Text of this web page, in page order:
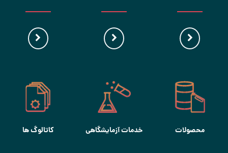
محصولات خدمات آزمایشگاهی کاتالوگ ها